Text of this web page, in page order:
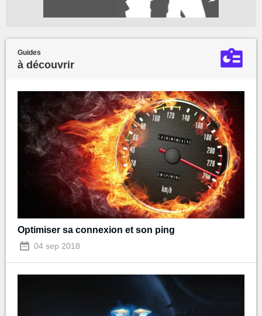
Guides
à découvrir
Optimiser sa connexion et son ping
04 sep 2018